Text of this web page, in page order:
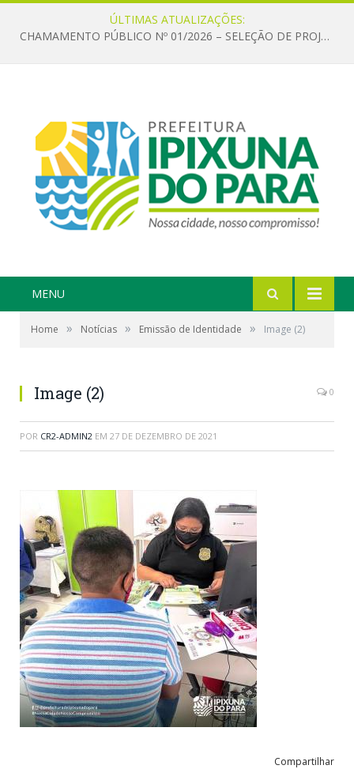
ÚLTIMAS ATUALIZAÇÕES:
CHAMAMENTO PÚBLICO Nº 01/2026 – SELEÇÃO DE PROJETOS PARA FIRMAR TERMO DE EXECUÇÃO CULTURAL COM RECURSOS DA POLÍTICA NACIONAL ALDIR BLANC DE FOMENTO À CULTURA – PNAB (LEI Nº 14.399/2022)
MENU
Home » Notícias » Emissão de Identidade » Image (2)
Image (2) 0
POR CR2-ADMIN2 EM 27 DE DEZEMBRO DE 2021
Compartilhar